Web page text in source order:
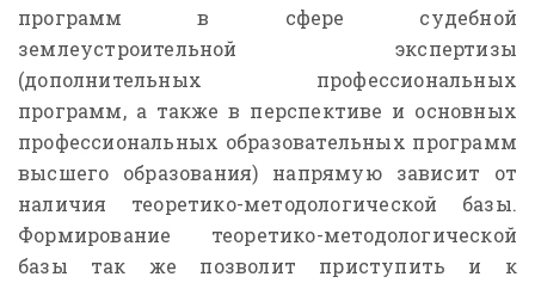
программ в сфере судебной
землеустроительной экспертизы
(дополнительных профессиональных
программ, а также в перспективе и основных
профессиональных образовательных программ
высшего образования) напрямую зависит от
наличия теоретико-методологической базы.
Формирование теоретико-методологической
базы так же позволит приступить и к